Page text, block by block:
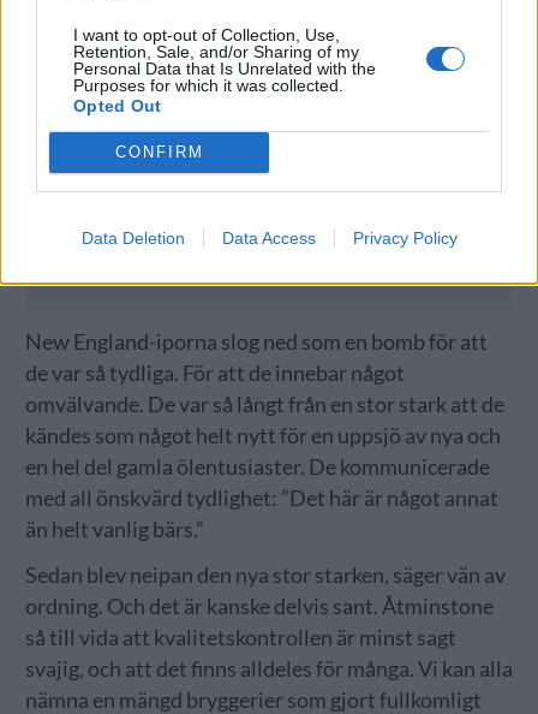
I want to opt-out of Collection, Use,
Retention, Sale, and/or Sharing of my
Personal Data that Is Unrelated with the
Purposes for which it was collected.
Opted Out
CONFIRM
Data Deletion Data Access Privacy Policy
New England-iporna slog ned som en bomb för att
de var så tydliga. För att de innebar något
omvälvande. De var så långt från en stor stark att de
kändes som något helt nytt för en uppsjö av nya och
en hel del gamla ölentusiaster. De kommunicerade
med all önskvärd tydlighet: ”Det här är något annat
än helt vanlig bärs.”
Sedan blev neipan den nya stor starken, säger vän av
ordning. Och det är kanske delvis sant. Åtminstone
så till vida att kvalitetskontrollen är minst sagt
svajig, och att det finns alldeles för många. Vi kan alla
nämna en mängd bryggerier som gjort fullkomligt